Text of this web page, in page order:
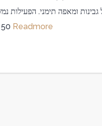
גבינות ומאפה תימני. הפעילות
Readmore